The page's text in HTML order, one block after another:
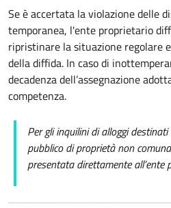
Se è accertata la violazione delle
temporanea, l'ente proprietario
ripristinare la situazione regolare
della diffida. In caso di
decadenza dell’assegnazione
competenza.
Per gli inquilini di alloggi
pubblicodi proprietà non
presentata direttamente all’ente